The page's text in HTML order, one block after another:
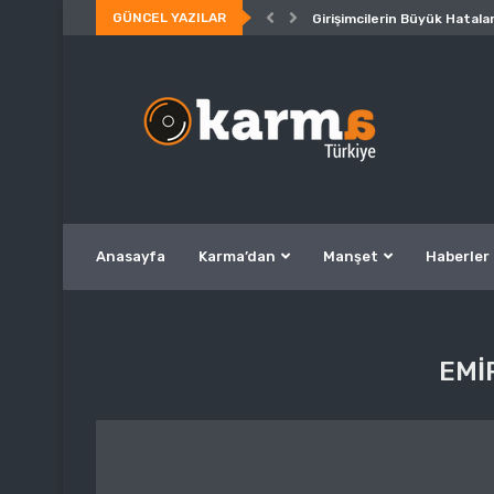
GÜNCEL YAZILAR Girişimcilerin Büyük
Anasayfa Karma’dan Manşet Haberler